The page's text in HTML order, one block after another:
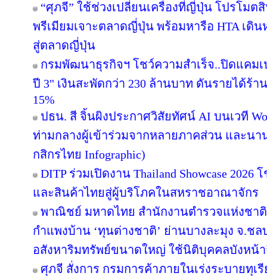
“ศุภจี” ใช้ช่วงเปลี่ยนเครื่องที่ญี่ปุ่น โปรโมต
พรีเมียมเจาะตลาดญี่ปุ่น พร้อมหารือ HTA เดิ
สู่ตลาดญี่ปุ่น
กรมพัฒนาธุรกิจฯ โชว์ความสำเร็จ..ปิดแคมเ
ปี 3" เงินสะพัดกว่า 230 ล้านบาท ดันรายได้ร้า
15%
ปธน. สี จิ้นผิงประกาศวิสัยทัศน์ AI บนเวที
ท่ามกลางผู้เข้าร่วมจากหลายภาคส่วน และน
กสิกรไทย Infographic)
DITP ร่วมเปิดงาน Thailand Showcase
และสินค้าไทยสู่ผู้บริโภคในสหราชอาณาจักร
พาณิชย์ มหาดไทย สำนักงานตำรวจแห่งชา
กำแพงบ้าน ‘ทุนต่างชาติ’ ย่านบางละมุง จ.ชล
อสังหาริมทรัพย์ขนาดใหญ่ ใช้นิติบุคคลบังหน้
ศุภจี สั่งการ กรมการค้าภายในเร่งระบายทุ